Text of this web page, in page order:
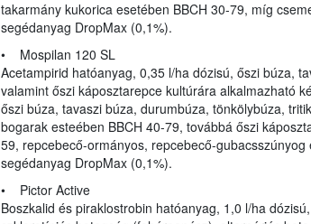
takarmány kukorica esetében BBCH 30-79, míg
segédanyag DropMax (0,1%).
• Mospilan 120 SL
Acetampirid hatóanyag, 0,35 l/ha dózisú, őszi búza,
valamint őszi káposztarepce kultúrára alkalmazható
őszi búza, tavaszi búza, durumbúza, tönkölybúza,
bogarak esteében BBCH 40-79, továbbá őszi
59, repcebecő-ormányos, repcebecő-
segédanyag DropMax (0,1%).
• Pictor Active
Boszkalid és piraklostrobin hatóanyag, 1,0 l/ha